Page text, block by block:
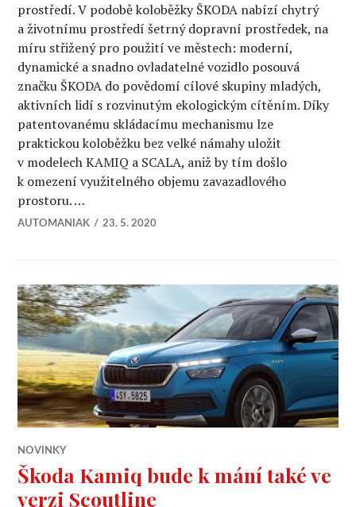
prostředí. V podobě koloběžky ŠKODA nabízí chytrý
a životnímu prostředí šetrný dopravní prostředek, na
míru střižený pro použití ve městech: moderní,
dynamické a snadno ovladatelné vozidlo posouvá
značku ŠKODA do povědomí cílové skupiny mladých,
aktivních lidí s rozvinutým ekologickým cítěním. Díky
patentovanému skládacímu mechanismu lze
praktickou koloběžku bez velké námahy uložit
v modelech KAMIQ a SCALA, aniž by tím došlo
k omezení využitelného objemu zavazadlového
prostoru. …
AUTOMANIAK 23. 5. 2020
NOVINKY
Škoda Kamiq bude k mání také ve
verzi Scoutline